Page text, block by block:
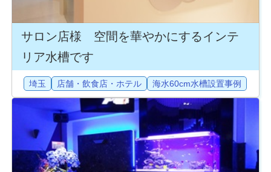
サロン店様 空間を華やかにするインテ
リア水槽です
埼玉 店舗・飲食店・ホテル 海水60cm水槽設置事例